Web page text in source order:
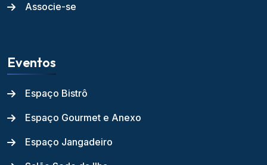
Associe-se
Eventos
Espaço Bistrô
Espaço Gourmet e Anexo
Espaço Jangadeiro